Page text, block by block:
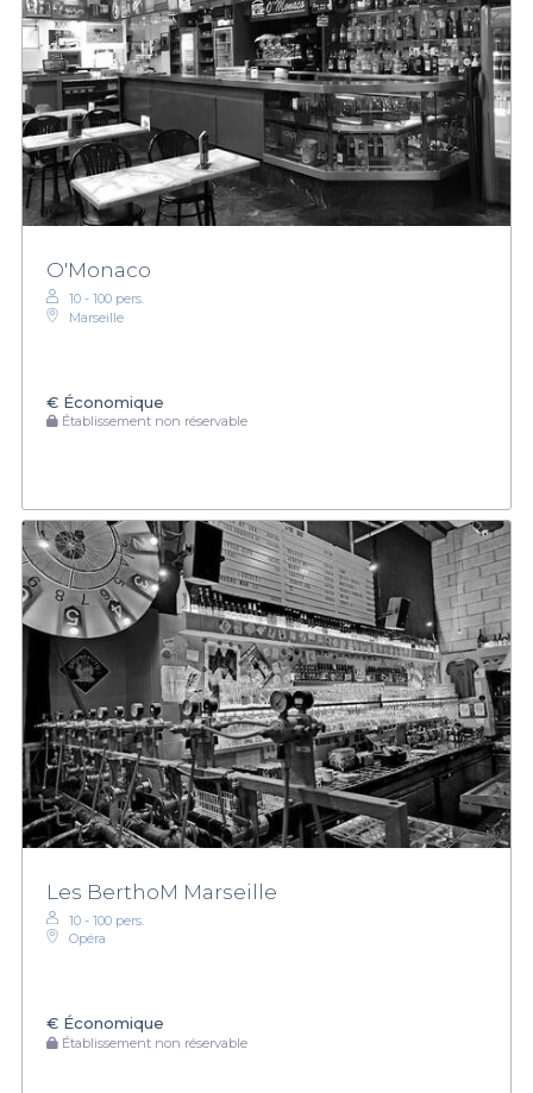
O'Monaco
10 - 100 pers.
Marseille
€ Économique
Établissement non réservable
Les BerthoM Marseille
10 - 100 pers.
Opéra
€ Économique
Établissement non réservable